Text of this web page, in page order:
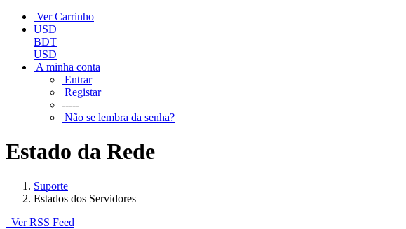
Ver Carrinho
USD
BDT
USD
A minha conta
Entrar
Registar
-----
Não se lembra da senha?
Estado da Rede
Suporte
Estados dos Servidores
Ver RSS Feed